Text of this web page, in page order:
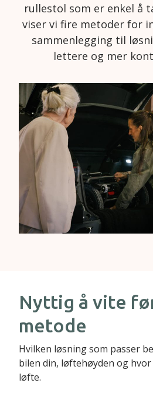
rullestol som er enkel å
viser vi fire metoder for
sammenlegging til
lettere og mer
Nyttig å vite
metode
Hvilken løsning som passer
bilen din, løftehøyden og
løfte.